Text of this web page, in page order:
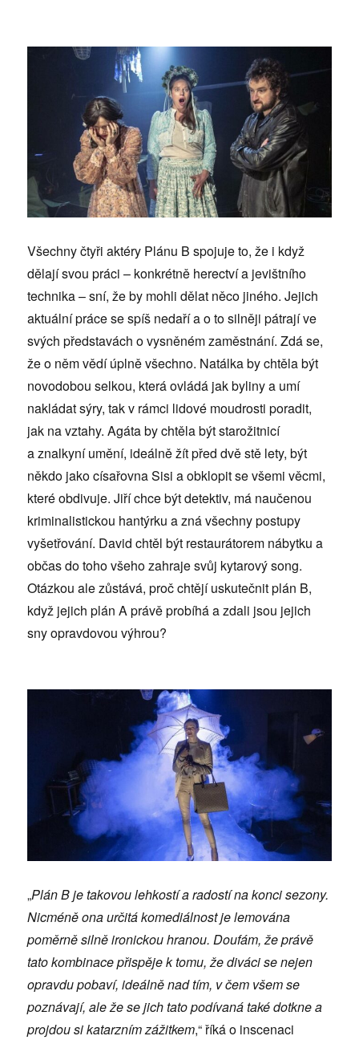
Všechny čtyři aktéry Plánu B spojuje to, že i když
dělají svou práci – konkrétně herectví a jevištního
technika – sní, že by mohli dělat něco jiného. Jejich
aktuální práce se spíš nedaří a o to silněji pátrají ve
svých představách o vysněném zaměstnání. Zdá se,
že o něm vědí úplně všechno. Natálka by chtěla být
novodobou selkou, která ovládá jak byliny a umí
nakládat sýry, tak v rámci lidové moudrosti poradit,
jak na vztahy. Agáta by chtěla být starožitnicí
a znalkyní umění, ideálně žít před dvě stě lety, být
někdo jako císařovna Sisi a obklopit se všemi věcmi,
které obdivuje. Jiří chce být detektiv, má naučenou
kriminalistickou hantýrku a zná všechny postupy
vyšetřování. David chtěl být restaurátorem nábytku a
občas do toho všeho zahraje svůj kytarový song.
Otázkou ale zůstává, proč chtějí uskutečnit plán B,
když jejich plán A právě probíhá a zdali jsou jejich
sny opravdovou výhrou?
„Plán B je takovou lehkostí a radostí na konci sezony.
Nicméně ona určitá komediálnost je lemována
poměrně silně ironickou hranou. Doufám, že právě
tato kombinace přispěje k tomu, že diváci se nejen
opravdu pobaví, ideálně nad tím, v čem všem se
poznávají, ale že se jich tato podívaná také dotkne a
projdou si katarzním zážitkem,“ říká o inscenaci